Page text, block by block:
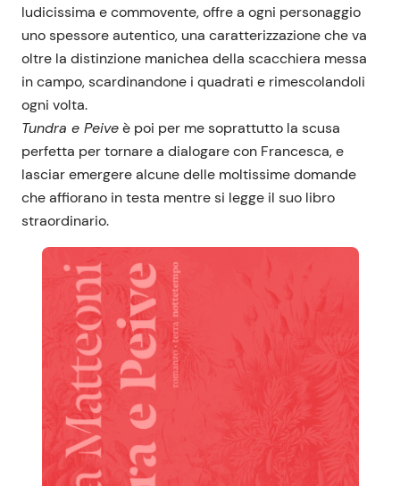
ludicissima e commovente, offre a ogni personaggio
uno spessore autentico, una caratterizzazione che va
oltre la distinzione manichea della scacchiera messa
in campo, scardinandone i quadrati e rimescolandoli
ogni volta.
Tundra e Peiveè poi per me soprattutto la scusa
perfetta per tornare a dialogare con Francesca, e
lasciar emergere alcune delle moltissime domande
che affiorano in testa mentre si legge il suo libro
straordinario.